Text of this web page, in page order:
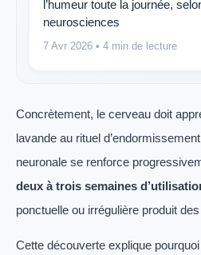
l’humeur toute la journée,
neurosciences
7 Avr 2026 • 4 min de lecture
Concrètement, le cerveau doit
lavande au rituel
neuronale se renforce
deux à trois semaines
ponctuelle ou irrégulière produit
Cette découverte explique